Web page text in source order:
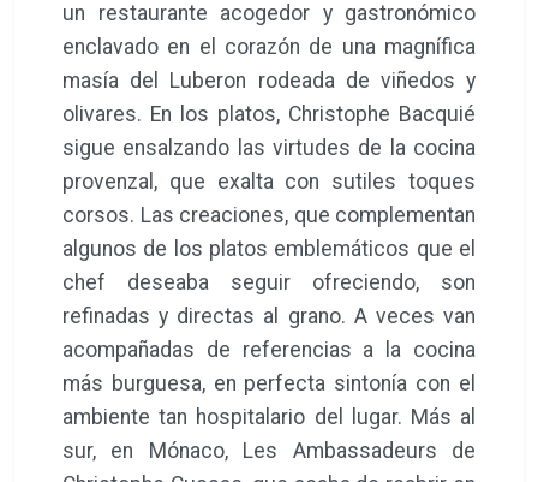
un restaurante acogedor y gastronómico
enclavado en el corazón de una magnífica
masía del Luberon rodeada de viñedos y
olivares. En los platos, Christophe Bacquié
sigue ensalzando las virtudes de la cocina
provenzal, que exalta con sutiles toques
corsos. Las creaciones, que complementan
algunos de los platos emblemáticos que el
chef deseaba seguir ofreciendo, son
refinadas y directas al grano. A veces van
acompañadas de referencias a la cocina
más burguesa, en perfecta sintonía con el
ambiente tan hospitalario del lugar. Más al
sur, en Mónaco, Les Ambassadeurs de